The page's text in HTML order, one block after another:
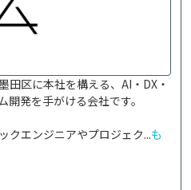
田区に本社を構える、AI・DX・
発を手がける会社です。
クエンジニアやプロジェク...も